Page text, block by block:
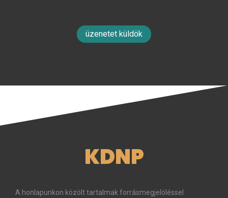
üzenetet küldök
KDNP
A honlapunkon közölt tartalmak forrásmegjelöléssel